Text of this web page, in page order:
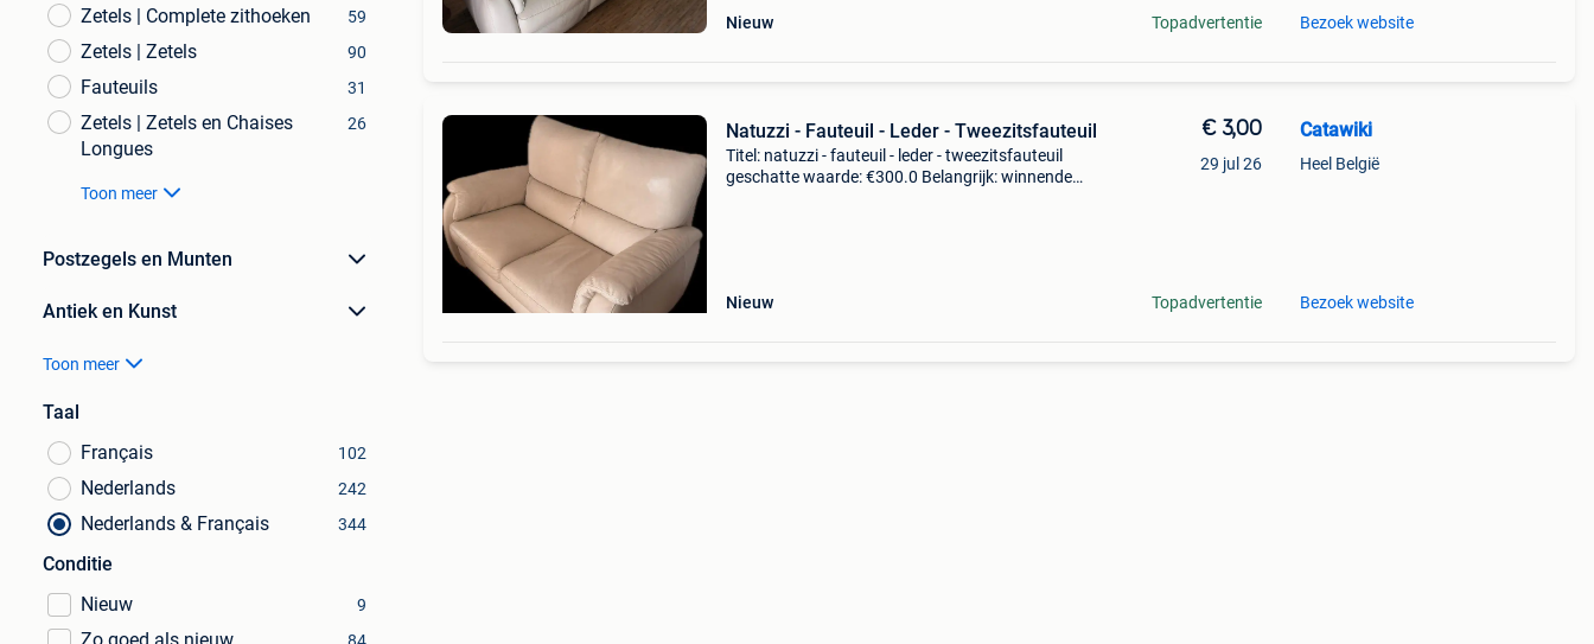
Zetels | Complete zithoeken
59
Zetels | Zetels 90
Fauteuils 31
Zetels | Zetels en Chaises
Longues
26
Toon meer
Postzegels en Munten
Antiek en Kunst
Toon meer
Taal
Français
102
Nederlands 242
Nederlands & Français 344
Conditie
Nieuw
9
Nieuw Topadvertentie Bezoek website
Natuzzi - Fauteuil - Leder - Tweezitsfauteuil
Titel: natuzzi - fauteuil - leder - tweezitsfauteuil
geschatte waarde: €300.0 Belangrijk: winnende
Nieuw
€ 3,00
29 jul 26
Topadvertentie
Catawiki
Heel België
Bezoek website